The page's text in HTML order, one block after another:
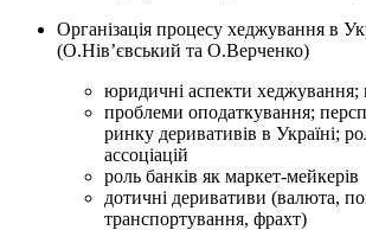
Організація процесу хеджування в
(О.Нів’євський та О.Верченко)
юридичні аспекти хеджування;
проблеми оподаткування;
ринку деривативів в Україні;
ассоціацій
роль банків як маркет-мейкерів
дотичні деривативи (валюта,
транспортування, фрахт)